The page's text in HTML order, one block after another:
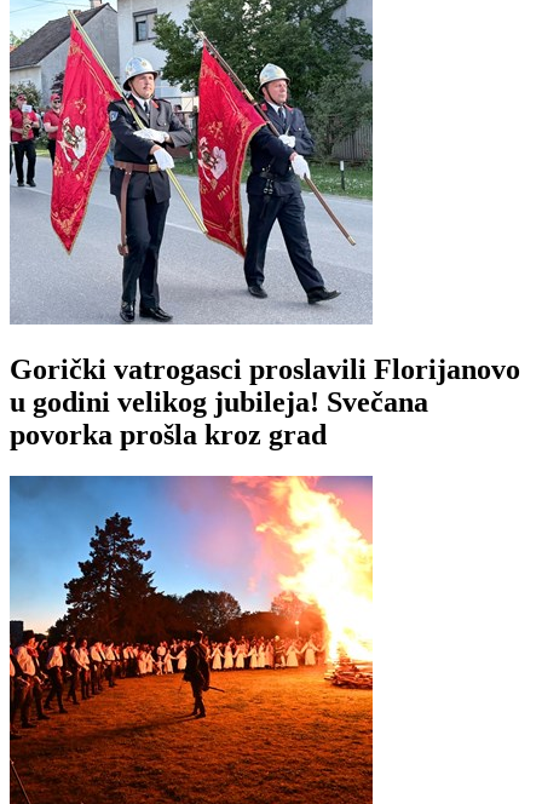
Gorički vatrogasci proslavili Florijanovo
u godini velikog jubileja! Svečana
povorka prošla kroz grad